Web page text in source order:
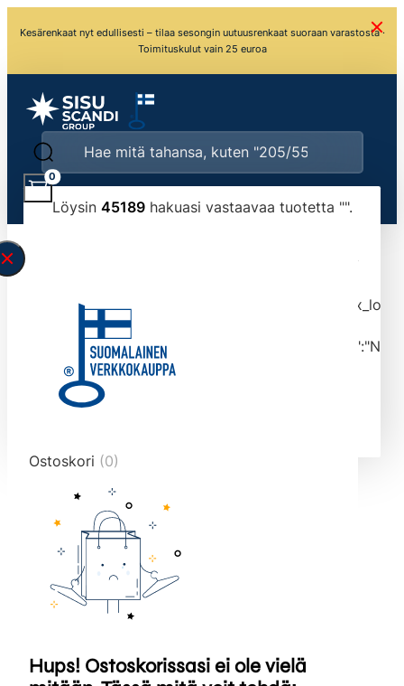
Kesärenkaat nyt edullisesti – tilaa sesongin uutuusrenkaat suoraan varastosta ·
Toimituskulut vain 25 euroa
Löysin 45189hakuasi vastaavaa tuotetta "".
typed the search query correctly.<br>Currently
tmlmvi","meta_query":
data-original-query-vars="[]" data-page="1"
data-max-pages="4519" data-start="1" data-
end="10">
0
Ostoskori (0)
Hups! Ostoskorissasi ei ole vielä